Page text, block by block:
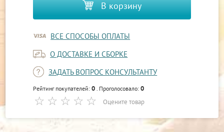
В корзину
ВСЕ СПОСОБЫ ОПЛАТЫ
О ДОСТАВКЕ И СБОРКЕ
ЗАДАТЬ ВОПРОС КОНСУЛЬТАНТУ
Рейтинг покупателей:0 . Проголосовало:0
Оцените товар